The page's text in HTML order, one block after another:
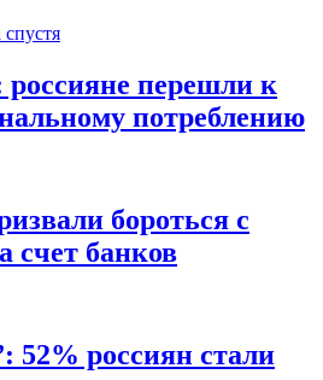
спустя
россияне перешли к
потреблению
бороться с
счет банков
52% россиян стали